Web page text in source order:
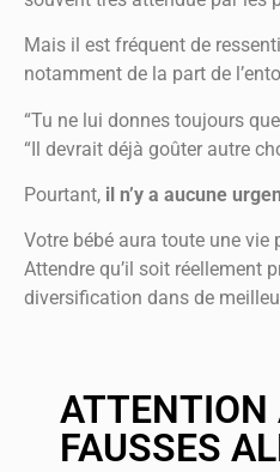
Mais il est fréquent de
notamment de la part de
“Tu ne lui donnes toujours
“Il devrait déjà goûter autre
Pourtant, il n’y a aucune
Votre bébé aura toute une vie
Attendre qu’il soit réellement
diversification dans de
ATTENTION
FAUSSES